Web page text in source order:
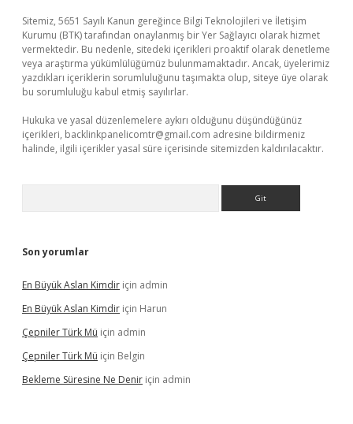
Sitemiz, 5651 Sayılı Kanun gereğince Bilgi Teknolojileri ve İletişim
Kurumu (BTK) tarafından onaylanmış bir Yer Sağlayıcı olarak hizmet
vermektedir. Bu nedenle, sitedeki içerikleri proaktif olarak denetleme
veya araştırma yükümlülüğümüz bulunmamaktadır. Ancak, üyelerimiz
yazdıkları içeriklerin sorumluluğunu taşımakta olup, siteye üye olarak
bu sorumluluğu kabul etmiş sayılırlar.
Hukuka ve yasal düzenlemelere aykırı olduğunu düşündüğünüz
içerikleri, backlinkpanelicomtr@gmail.com adresine bildirmeniz
halinde, ilgili içerikler yasal süre içerisinde sitemizden kaldırılacaktır.
Son yorumlar
En Büyük Aslan Kimdir için admin
En Büyük Aslan Kimdir için Harun
Çepniler Türk Mü için admin
Çepniler Türk Mü için Belgin
Bekleme Süresine Ne Denir için admin